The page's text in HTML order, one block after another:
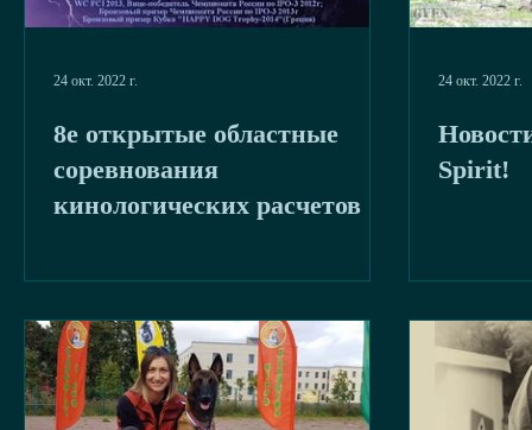
8е открытые областные
соревнования
кинологических расчетов
24 окт. 2022 г.
Spirit!
24 окт. 2022 г.